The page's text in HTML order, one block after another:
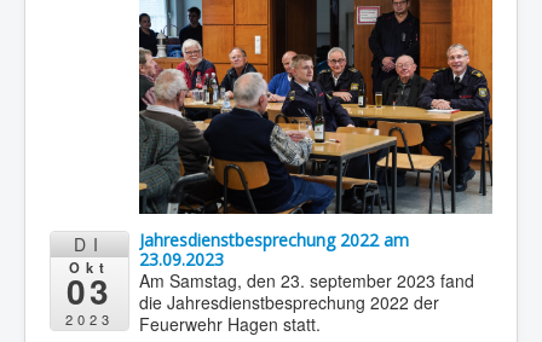
DI
Okt
03
2023
Jahresdienstbesprechung 2022 am
23.09.2023
Am Samstag, den 23. september 2023 fand
die Jahresdienstbesprechung 2022 der
Feuerwehr Hagen statt.